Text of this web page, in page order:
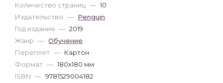
Количество страниц — 10
Издательство — Penguin
Год издания — 2019
Жанр — Обучение
Переплет — Картон
Формат — 180x180 мм
ISBN — 9781529004182